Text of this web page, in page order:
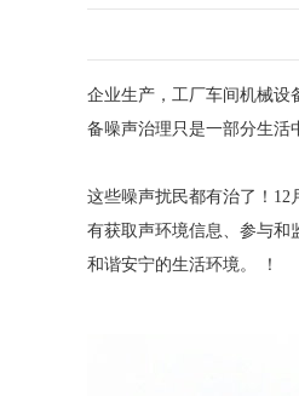
企业生产，工厂车间机械设
备噪声治理只是一部分生活
这些噪声扰民都有治了！12
有获取声环境信息、参与和
和谐安宁的生活环境。 ！